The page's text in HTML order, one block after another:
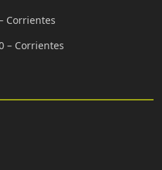
Corrientes
– Corrientes